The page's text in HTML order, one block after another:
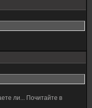
ли... Почитайте в